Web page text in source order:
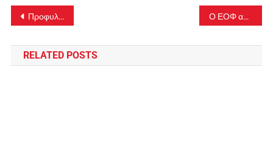
Πλοήγηση
άρθρων
Προφυλακιστέος ο Δημήτρης Λιγνάδης για “βιασμό κατά συρροή” Ο ΕΟΦ ανακαλεί άμεσα ψυχοφάρμακο – Δείτε ποιο είναι
RELATED POSTS